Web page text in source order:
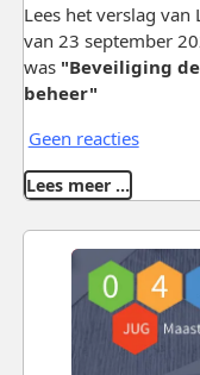
Lees het verslag
van 23 september
was "Beveiliging
beheer"
Geen reacties
Lees meer …